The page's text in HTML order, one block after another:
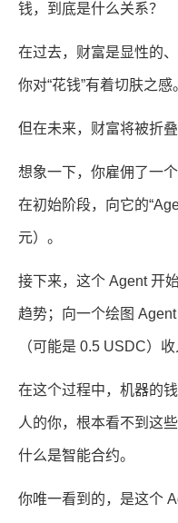
钱，到底是什么关系？
在过去，财富是显性的
你对“花钱”有着切肤之感
但在未来，财富将被折叠
想象一下，你雇佣了一
在初始阶段，向它的
元）。
接下来，这个 Agent 开
趋势；向一个绘图
（可能是 0.5 USDC）
在这个过程中，机器的
人的你，根本看不到这
什么是智能合约。
你唯一看到的，是这个